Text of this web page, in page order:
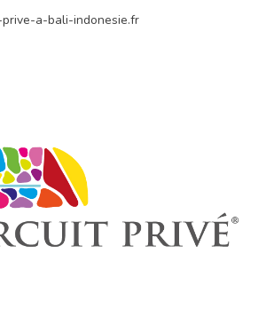
a-bali-indonesie.fr